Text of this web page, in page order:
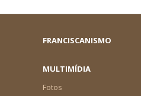
FRANCISCANISMO
MULTIMÍDIA
Fotos